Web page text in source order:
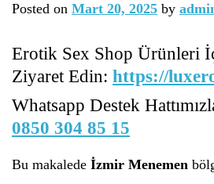
Posted on Mart 20, 2025 by
Erotik Sex Shop Ürünleri
Ziyaret Edin: https://
Whatsapp Destek
0850 304 85 15
Bu makalede İzmir Menemen